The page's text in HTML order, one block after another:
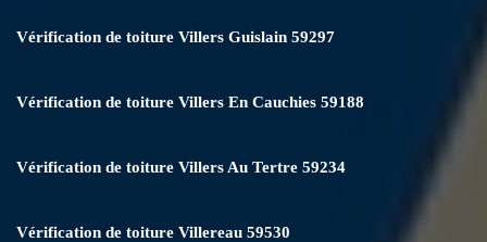
Vérification de toiture Villers Guislain 59297
Vérification de toiture Villers En Cauchies 59188
Vérification de toiture Villers Au Tertre 59234
Vérification de toiture Villereau 59530